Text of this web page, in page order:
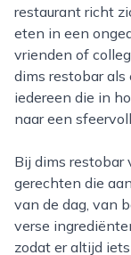
restaurant richt
eten in een
vrienden of
dims restobar
iedereen die in
naar een
Bij dims restobar vind je een gevarieerde kaart met
gerechten die
van de dag, van
verse
zodat er altijd